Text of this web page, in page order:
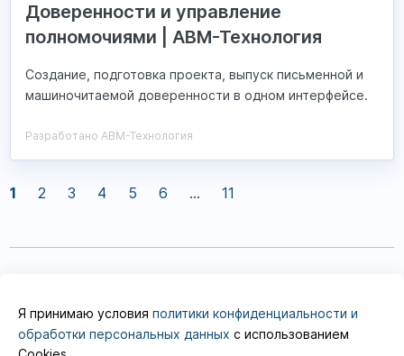
Доверенности и управление
полномочиями | АВМ-Технология
Создание, подготовка проекта, выпуск письменной и
машиночитаемой доверенности в одном интерфейсе.
Разработано АВМ-Технология
1 2 3 4 5 6 ... 11
Информация на сайте предназначена для
юридических лиц и не являетсяинформацией,
Я принимаю условия политики конфиденциальности и
обработки персональных данных с использованием